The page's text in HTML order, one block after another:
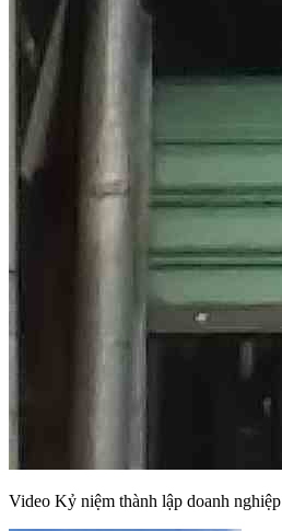
Video Kỷ niệm thành lập doanh nghiệp